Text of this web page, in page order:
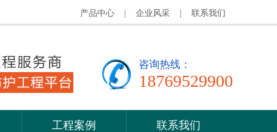
产品中心 企业风采 联系我们
咨询热线：
18769529900
工程案例 联系我们